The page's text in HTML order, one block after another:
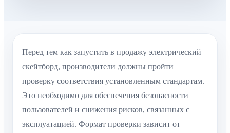
Перед тем как запустить в продажу электрический
скейтборд, производители должны пройти
проверку соответствия установленным стандартам.
Это необходимо для обеспечения безопасности
пользователей и снижения рисков, связанных с
эксплуатацией. Формат проверки зависит от